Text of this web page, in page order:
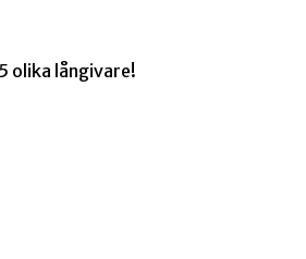
olika långivare!